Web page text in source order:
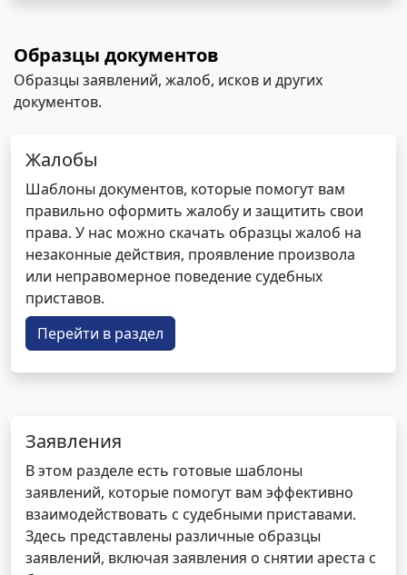
Образцы документов
Образцы заявлений, жалоб, исков и других
документов.
Жалобы
Шаблоны документов, которые помогут вам
правильно оформить жалобу и защитить свои
права. У нас можно скачать образцы жалоб на
незаконные действия, проявление произвола
или неправомерное поведение судебных
приставов.
Перейти в раздел
Заявления
В этом разделе есть готовые шаблоны
заявлений, которые помогут вам эффективно
взаимодействовать с судебными приставами.
Здесь представлены различные образцы
заявлений, включая заявления о снятии ареста с